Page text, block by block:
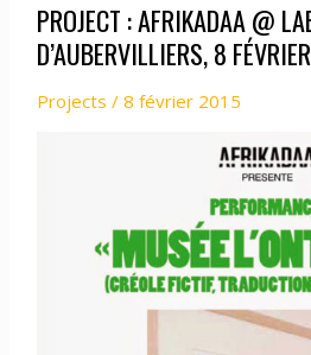
PROJECT : AFRIKADAA @
D’AUBERVILLIERS, 8
Projects / 8 février 2015